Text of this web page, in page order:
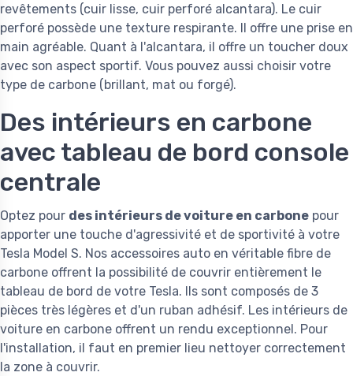
revêtements (cuir lisse, cuir perforé alcantara). Le cuir
perforé possède une texture respirante. Il offre une prise en
main agréable. Quant à l'alcantara, il offre un toucher doux
avec son aspect sportif. Vous pouvez aussi choisir votre
type de carbone (brillant, mat ou forgé).
Des intérieurs en carbone
avec tableau de bord console
centrale
Optez pour des intérieurs de voiture en carbone pour
apporter une touche d'agressivité et de sportivité à votre
Tesla Model S. Nos accessoires auto en véritable fibre de
carbone offrent la possibilité de couvrir entièrement le
tableau de bord de votre Tesla. Ils sont composés de 3
pièces très légères et d'un ruban adhésif. Les intérieurs de
voiture en carbone offrent un rendu exceptionnel. Pour
l'installation, il faut en premier lieu nettoyer correctement
la zone à couvrir.